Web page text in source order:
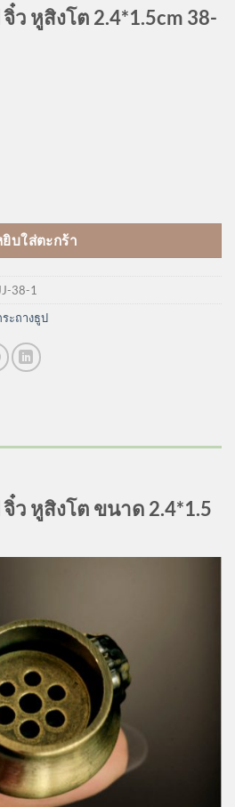
ว หูสิงโต 2.4*1.5cm 38-
ยิบใส่ตะกร้า
38-1
ระถางธูป
ว หูสิงโต ขนาด 2.4*1.5